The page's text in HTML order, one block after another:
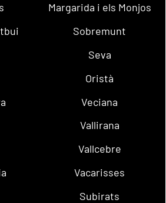
Margarida i els Monjos
Sobremunt
Seva
Oristà
Veciana
Vallirana
Vallcebre
Vacarisses
Subirats